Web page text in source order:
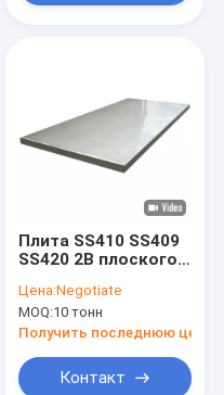
Плита SS410 SS409
SS420 2B плоского
нержавеющей
стали AISI
Цена:Negotiate
MOQ:10 тонн
Получить последнюю цену
Контакт